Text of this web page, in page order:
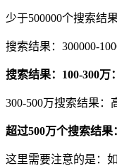
少于500000个搜索结
搜索结果：300000-
搜索结果：100-300万
300-500万搜索结果：
超过500万个搜索结果
这里需要注意的是：